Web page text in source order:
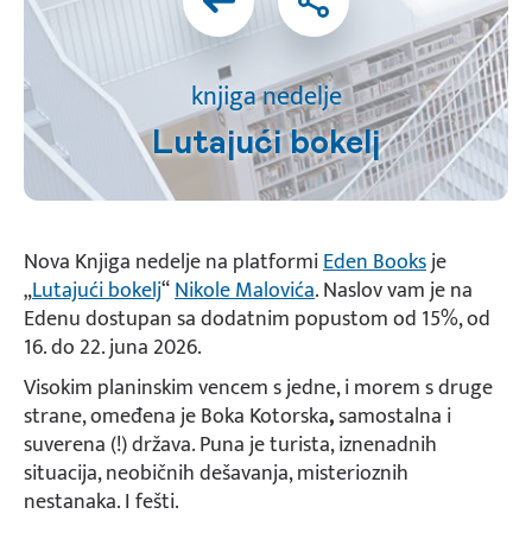
knjiga nedelje
Lutajući bokelj
Nova Knjiga nedelje na platformiEden Booksje
„Lutajući bokelj“Nikole Malovića. Naslov vam je na
Edenu dostupan sa dodatnim popustom od 15%, od
16. do 22. juna 2026.
Visokim planinskim vencem s jedne, i morem s druge
strane, omeđena je Boka Kotorska,samostalna i
suverena (!) država. Puna je turista, iznenadnih
situacija, neobičnih dešavanja, misterioznih
nestanaka. I fešti.